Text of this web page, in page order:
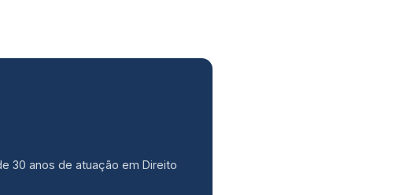
30 anos de atuação em Direito